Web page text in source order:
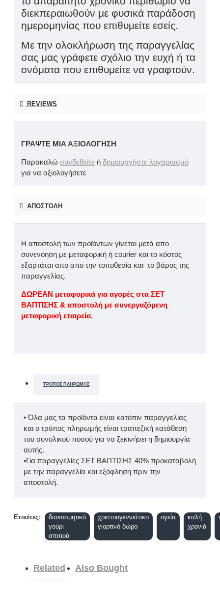
διεκπεραιωθούν με φυσικά παράδοση
ημερομηνίας που επιθυμείτε εσείς.
Με την ολοκλήρωση της παραγγελίας
σας μας γράφετε σχόλιο την ευχή ή τα
ονόματα που επιθυμείτε να γραφτούν.
REVIEWS
ΓΡΆΨΤΕ ΜΙΑ ΑΞΙΟΛΌΓΗΣΗ
Παρακαλώ συνδεθείτε ή δημιουργήστε λογαριασμό
για να αξιολογήσετε
ΑΠΟΣΤΟΛΉ
Η αποστολή των προϊόντων γίνεται μετά απο
συνενόηση με μεταφορική ή courier και το κόστος
εξαρτάται απο απο την τοποθεσία και το βάρος της
παραγγελίας.
ΔΩΡΕΑΝ μεταφορικά για αγορές στα ΣΕΤ
ΒΑΠΤΙΣΗΣ & αποστολή με συνεργαζόμενη
μεταφορική εταιρεία.
ΤΡΌΠΟΣ ΠΛΗΡΩΜΉΣ
• Όλα μας τα προϊόντα είναι κατόπιν παραγγελίας
και ο τρόπος πληρωμής είναι τραπεζική κατάθεση
του συνολικού ποσού για να ξεκινήσει η δημιουργία
αυτής.
•Για παραγγελίες ΣΕΤ ΒΑΠΤΙΣΗΣ 40% προκαταβολή
με την παραγγελία και εξόφληση πριν την
αποστολή.
Ετικέτες:
διακοσμητικό
γούρι
σπιτιού
χριστουγεννιάτικο
γιορτινό δώρο
υγεία
καλή
χρονιά
Related Also Bought